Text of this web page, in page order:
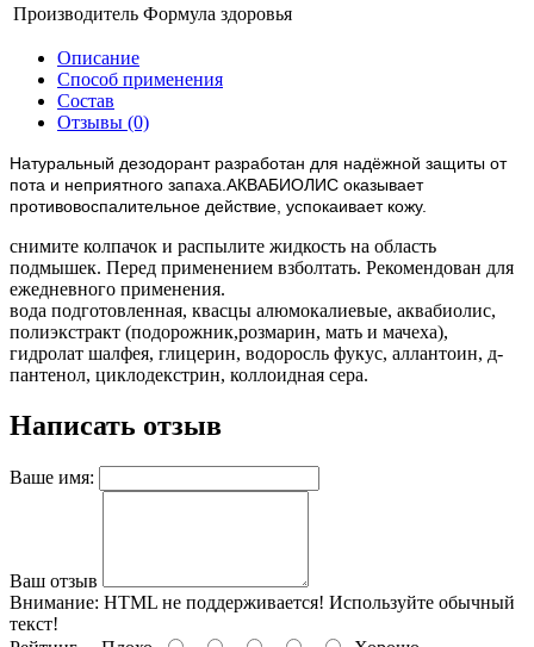
Производитель Формула здоровья
Описание
Способ применения
Состав
Отзывы (0)
Натуральный дезодорант разработан для надёжной защиты от
пота и неприятного запаха.АКВАБИОЛИС оказывает
противовоспалительное действие, успокаивает кожу.
снимите колпачок и распылите жидкость на область
подмышек. Перед применением взболтать. Рекомендован для
ежедневного применения.
вода подготовленная, квасцы алюмокалиевые, аквабиолис,
полиэкстракт (подорожник,розмарин, мать и мачеха),
гидролат шалфея, глицерин, водоросль фукус, аллантоин, д-
пантенол, циклодекстрин, коллоидная сера.
Написать отзыв
Ваше имя:
Ваш отзыв
Внимание: HTML не поддерживается! Используйте обычный
текст!